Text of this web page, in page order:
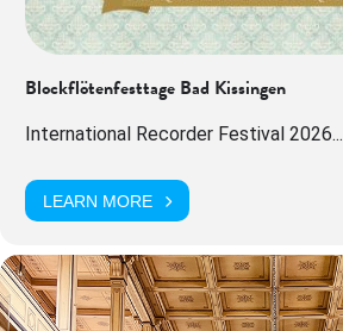
Blockflötenfesttage Bad Kissingen
International Recorder Festival 2026...
LEARN MORE